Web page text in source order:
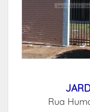
Rua